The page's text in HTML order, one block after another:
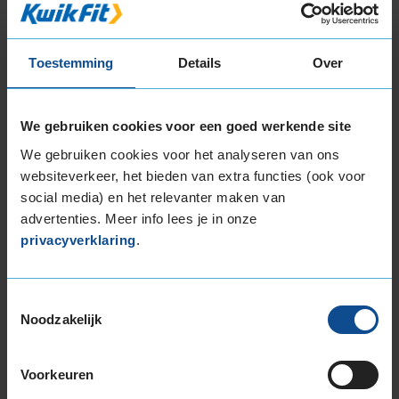
Toestemming Details Over
We gebruiken cookies voor een goed werkende site
We gebruiken cookies voor het analyseren van ons
websiteverkeer, het bieden van extra functies (ook voor
social media) en het relevanter maken van
advertenties. Meer info lees je in onze
privacyverklaring.
Noodzakelijk
Voorkeuren
165/70R13 79T
195/55R16 91H EXTRALOAD
205/60R16 96H EXTRALOAD
205/60R16 96H EXTRALOAD RUNFLAT
205/65R16 95H
17-inch banden
225/45R17 91H RUNFLAT
18-inch banden